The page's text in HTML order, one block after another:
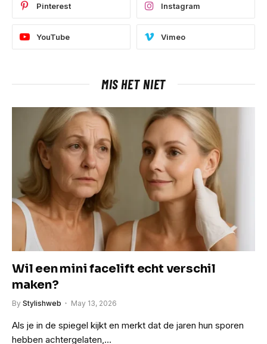
Pinterest Instagram
YouTube Vimeo
MIS HET NIET
Wil een mini facelift echt verschil
maken?
By Stylishweb May 13, 2026
Als je in de spiegel kijkt en merkt dat de jaren hun sporen
hebben achtergelaten,…